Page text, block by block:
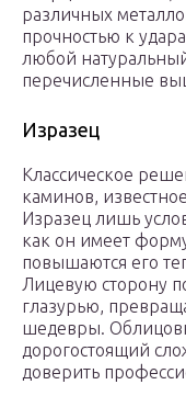
различных
прочностью к
любой
перечисленные
Изразец
Классическое
каминов,
Изразец лишь
как он имеет
повышаются его
Лицевую сторону
глазурью,
шедевры.
дорогостоящий
доверить